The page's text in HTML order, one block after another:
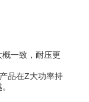
一致，耐压更
品在Z大功率持